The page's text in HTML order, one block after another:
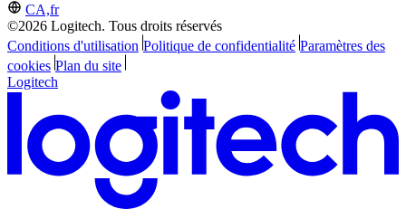
CA,fr
©2026 Logitech. Tous droits réservés
Conditions d'utilisation Politique de confidentialité Paramètres des
cookies Plan du site
Logitech